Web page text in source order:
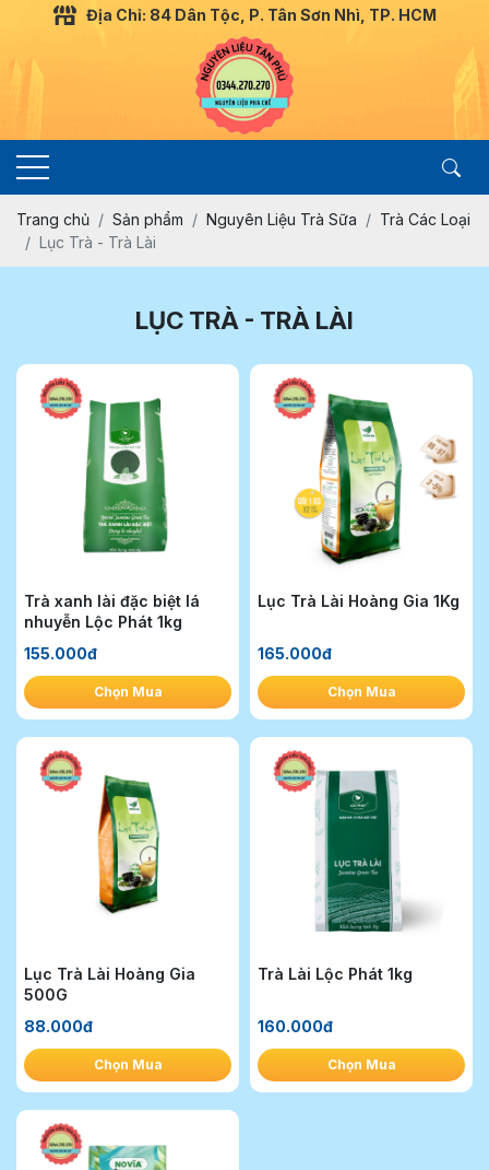
Địa Chỉ: 84 Dân Tộc, P. Tân Sơn Nhì, TP. HCM
Trang chủ Sản phẩm Nguyên Liệu Trà Sữa
Trà Các Loại
Lục Trà - Trà Lài
LỤC TRÀ - TRÀ LÀI
Trà xanh lài đặc biệt lá
nhuyễn Lộc Phát 1kg
155.000đ
Chọn Mua
Lục Trà Lài Hoàng Gia 1Kg
165.000đ
Chọn Mua
Lục Trà Lài Hoàng Gia
500G
88.000đ
Chọn Mua
Trà Lài Lộc Phát 1kg
160.000đ
Chọn Mua